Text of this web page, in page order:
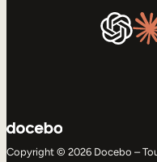
Copyright © 2026 Docebo –